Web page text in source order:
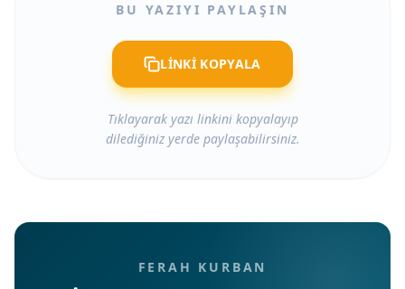
BU YAZIYI PAYLAŞIN
LİNKİ KOPYALA
Tıklayarak yazı linkini kopyalayıp
dilediğiniz yerde paylaşabilirsiniz.
FERAH KURBAN